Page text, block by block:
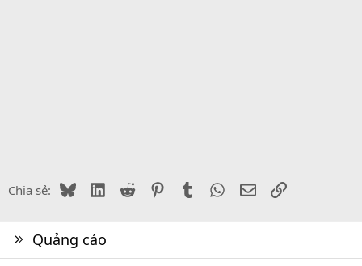
Chia sẻ: BlueskyLinkedIn
Reddit PinterestTumblr WhatsApp
EmailLink
Quảng cáo